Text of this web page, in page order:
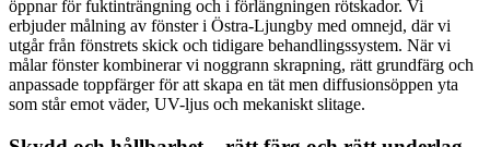
öppnar för fuktinträngning och i förlängningen rötskador. Vi
erbjuder målning av fönster i Östra-Ljungby med omnejd, där vi
utgår från fönstrets skick och tidigare behandlingssystem. När vi
målar fönster kombinerar vi noggrann skrapning, rätt grundfärg och
anpassade toppfärger för att skapa en tät men diffusionsöppen yta
som står emot väder, UV-ljus och mekaniskt slitage.